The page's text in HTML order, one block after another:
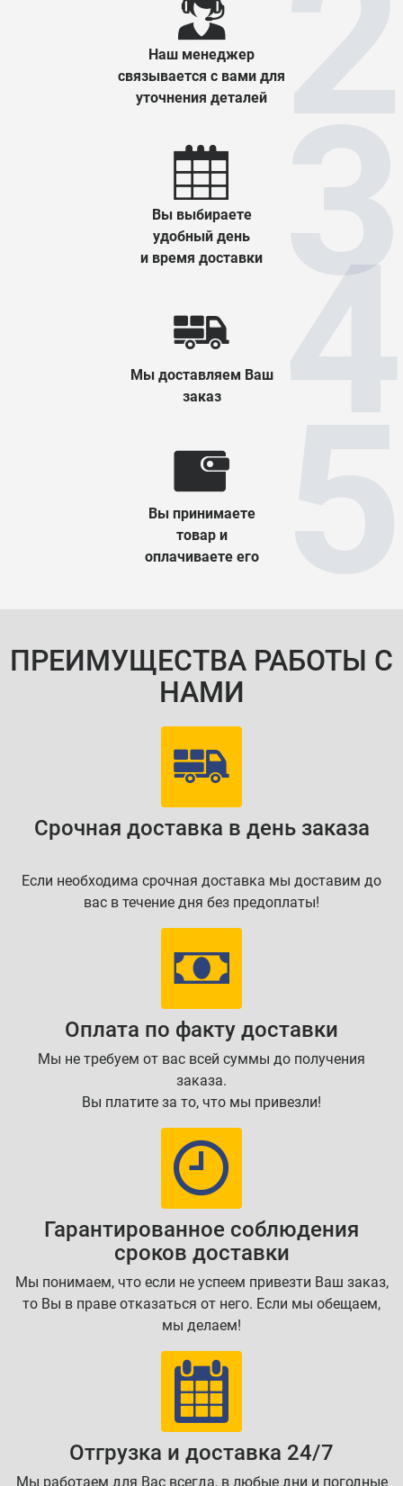
Наш менеджер
связывается с вами для
уточнения деталей
Вы выбираете
удобный день
и время доставки
Мы доставляем Ваш
заказ
Вы принимаете
товар и
оплачиваете его
ПРЕИМУЩЕСТВА РАБОТЫ С
НАМИ
Срочная доставка в день заказа
Если необходима срочная доставка мы доставим до
вас в течение дня без предоплаты!
Оплата по факту доставки
Мы не требуем от вас всей суммы до получения
заказа.
Вы платите за то, что мы привезли!
Гарантированное соблюдения
сроков доставки
Мы понимаем, что если не успеем привезти Ваш заказ,
то Вы в праве отказаться от него. Если мы обещаем,
мы делаем!
Отгрузка и доставка 24/7
Мы работаем для Вас всегда, в любые дни и погодные